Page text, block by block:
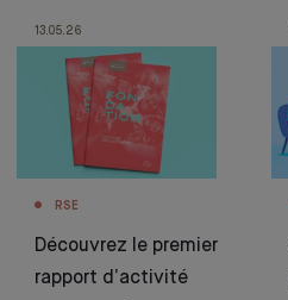
13.05.26
RSE
Découvrez le premier
rapport d’activité